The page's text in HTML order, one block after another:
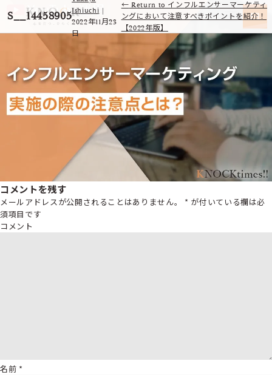
S__14458905Ishiuchi |
2022年11月23
日
← Return to インフルエンサーマーケティ
ングにおいて注意すべきポイントを紹介！
【2022年版】
コメントを残す
メールアドレスが公開されることはありません。 * が付いている欄は必
須項目です
コメント
名前 *